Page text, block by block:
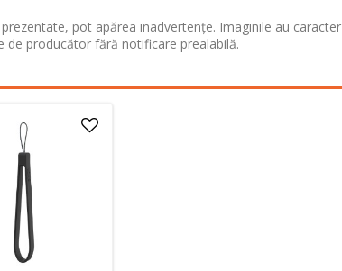
pot apărea inadvertențe. Imaginile au caracter
producător fără notificare prealabilă.